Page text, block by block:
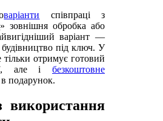
варіанти співпраці з
зовнішня обробка або
варіант —
під ключ. У
отримує готовий
але і безкоштовне
в подарунок.
використання